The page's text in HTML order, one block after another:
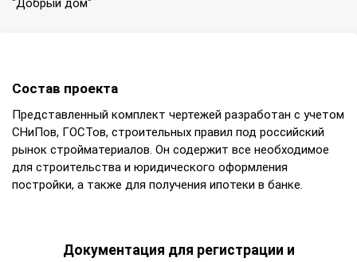
"Добрый дом"
Состав проекта
Представленный комплект чертежей разработан с учетом
СНиПов, ГОСТов, строительных правил под российский
рынок стройматериалов. Он содержит все необходимое
для строительства и юридического оформления
постройки, а также для получения ипотеки в банке.
Документация для регистрации и